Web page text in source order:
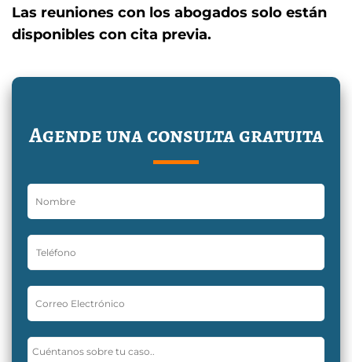
Las reuniones con los abogados solo están
disponibles con cita previa.
Agende una consulta gratuita